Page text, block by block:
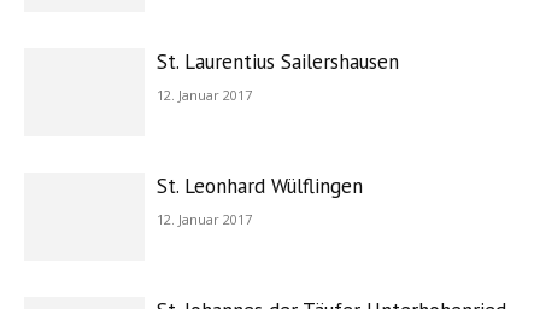
St. Laurentius Sailershausen
12. Januar 2017
St. Leonhard Wülflingen
12. Januar 2017